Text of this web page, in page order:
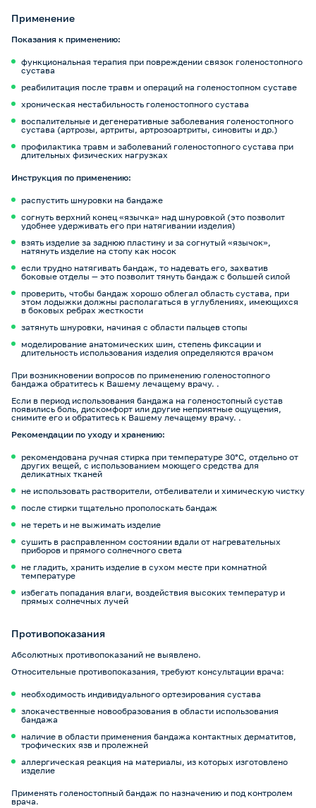
Применение
Показания к применению:
функциональная терапия при повреждении связок голеностопного
сустава
реабилитация после травм и операций на голеностопном суставе
хроническая нестабильность голеностопного сустава
воспалительные и дегенеративные заболевания голеностопного
сустава (артрозы, артриты, артрозоартриты, синовиты и др.)
профилактика травм и заболеваний голеностопного сустава при
длительных физических нагрузках
Инструкция по применению:
распустить шнуровки на бандаже
согнуть верхний конец «язычка» над шнуровкой (это позволит
удобнее удерживать его при натягивании изделия)
взять изделие за заднюю пластину и за согнутый «язычок»,
натянуть изделие на стопу как носок
если трудно натягивать бандаж, то надевать его, захватив
боковые отделы — это позволит тянуть бандаж с большей силой
проверить, чтобы бандаж хорошо облегал область сустава, при
этом лодыжки должны располагаться в углублениях, имеющихся
в боковых ребрах жесткости
затянуть шнуровки, начиная с области пальцев стопы
моделирование анатомических шин, степень фиксации и
длительность использования изделия определяются врачом
При возникновении вопросов по применению голеностопного
бандажа обратитесь к Вашему лечащему врачу. .
Если в период использования бандажа на голеностопный сустав
появились боль, дискомфорт или другие неприятные ощущения,
снимите его и обратитесь к Вашему лечащему врачу. .
Рекомендации по уходу и хранению:
рекомендована ручная стирка при температуре 30°C, отдельно от
других вещей, с использованием моющего средства для
деликатных тканей
не использовать растворители, отбеливатели и химическую чистку
после стирки тщательно прополоскать бандаж
не тереть и не выжимать изделие
сушить в расправленном состоянии вдали от нагревательных
приборов и прямого солнечного света
не гладить, хранить изделие в сухом месте при комнатной
температуре
избегать попадания влаги, воздействия высоких температур и
прямых солнечных лучей
Противопоказания
Абсолютных противопоказаний не выявлено.
Относительные противопоказания, требуют консультации врача:
необходимость индивидуального ортезирования сустава
злокачественные новообразования в области использования
бандажа
наличие в области применения бандажа контактных дерматитов,
трофических язв и пролежней
аллергическая реакция на материалы, из которых изготовлено
изделие
Применять голеностопный бандаж по назначению и под контролем
врача.